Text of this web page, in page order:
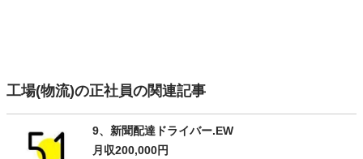
工場(物流)の正社員の関連記事
9、新聞配達ドライバー.EW
月収200,000円